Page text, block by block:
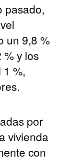
pasado,
un 9,8 %
% y los
%,
por
vivienda
con